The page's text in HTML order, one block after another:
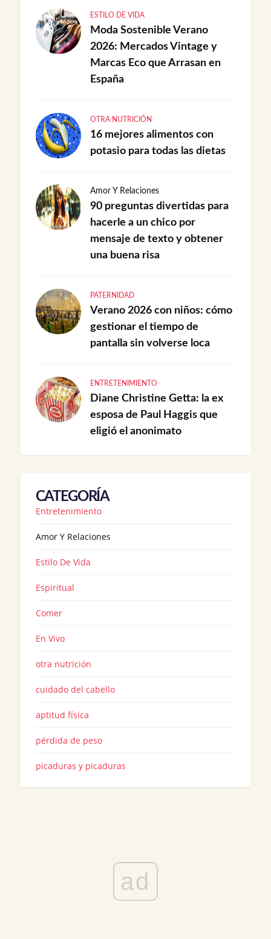
ESTILO DE VIDA
Moda Sostenible Verano
2026: Mercados Vintage y
Marcas Eco que Arrasan en
España
OTRA NUTRICIÓN
16 mejores alimentos con
potasio para todas las dietas
Amor Y Relaciones
90 preguntas divertidas para
hacerle a un chico por
mensaje de texto y obtener
una buena risa
PATERNIDAD
Verano 2026 con niños: cómo
gestionar el tiempo de
pantalla sin volverse loca
ENTRETENIMIENTO
Diane Christine Getta: la ex
esposa de Paul Haggis que
eligió el anonimato
CATEGORÍA
Entretenimiento
Amor Y Relaciones
Estilo De Vida
Espiritual
Comer
En Vivo
otra nutrición
cuidado del cabello
aptitud física
pérdida de peso
picaduras y picaduras
ad